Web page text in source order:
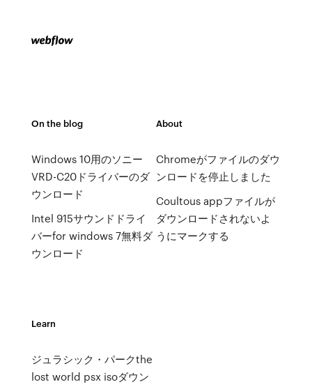
On the blog
Windows 10用のソニー
VRD-C20ドライバーのダ
ウンロード
Intel 915サウンドドライ
バーfor windows 7無料ダ
ウンロード
About
Chromeがファイルのダウ
ンロードを停止しました
Coultous appファイルが
ダウンロードされないよ
うにマークする
Learn
ジュラシック・パークthe
lost world psx isoダウン